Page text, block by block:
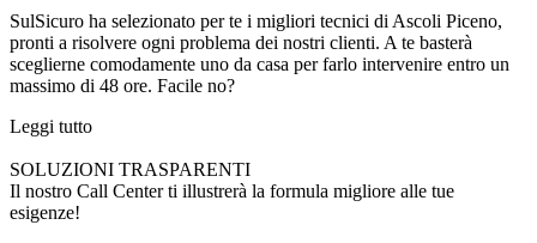
SulSicuro ha selezionato per te i migliori tecnici di Ascoli Piceno,
pronti a risolvere ogni problema dei nostri clienti. A te basterà
sceglierne comodamente uno da casa per farlo intervenire entro un
massimo di 48 ore. Facile no?
Leggi tutto
SOLUZIONI TRASPARENTI
Il nostro Call Center ti illustrerà la formula migliore alle tue
esigenze!